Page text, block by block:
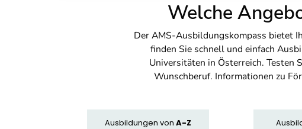
Welche
Der AMS-Ausbildungskompass bietet
finden Sie schnell und einfach
Universitäten in Österreich. Testen
Wunschberuf. Informationen zu
Ausbildungen von A-Z